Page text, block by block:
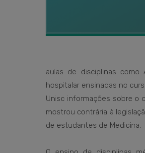
aulas de disciplinas como
hospitalar ensinadas no
Unisc informações sobre o
mostrou contrária à
de estudantes de Medicina.